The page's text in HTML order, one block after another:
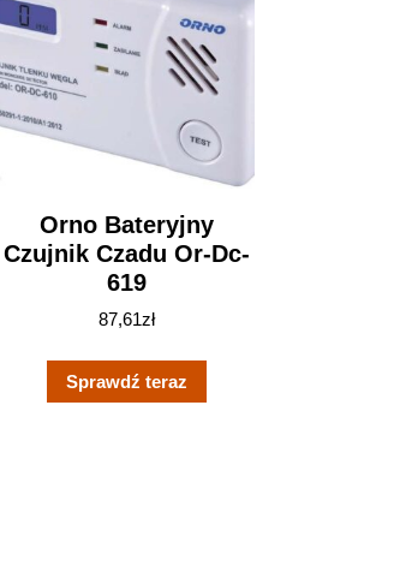
Orno Bateryjny
Czujnik Czadu Or-Dc-
619
87,61zł
Sprawdź teraz